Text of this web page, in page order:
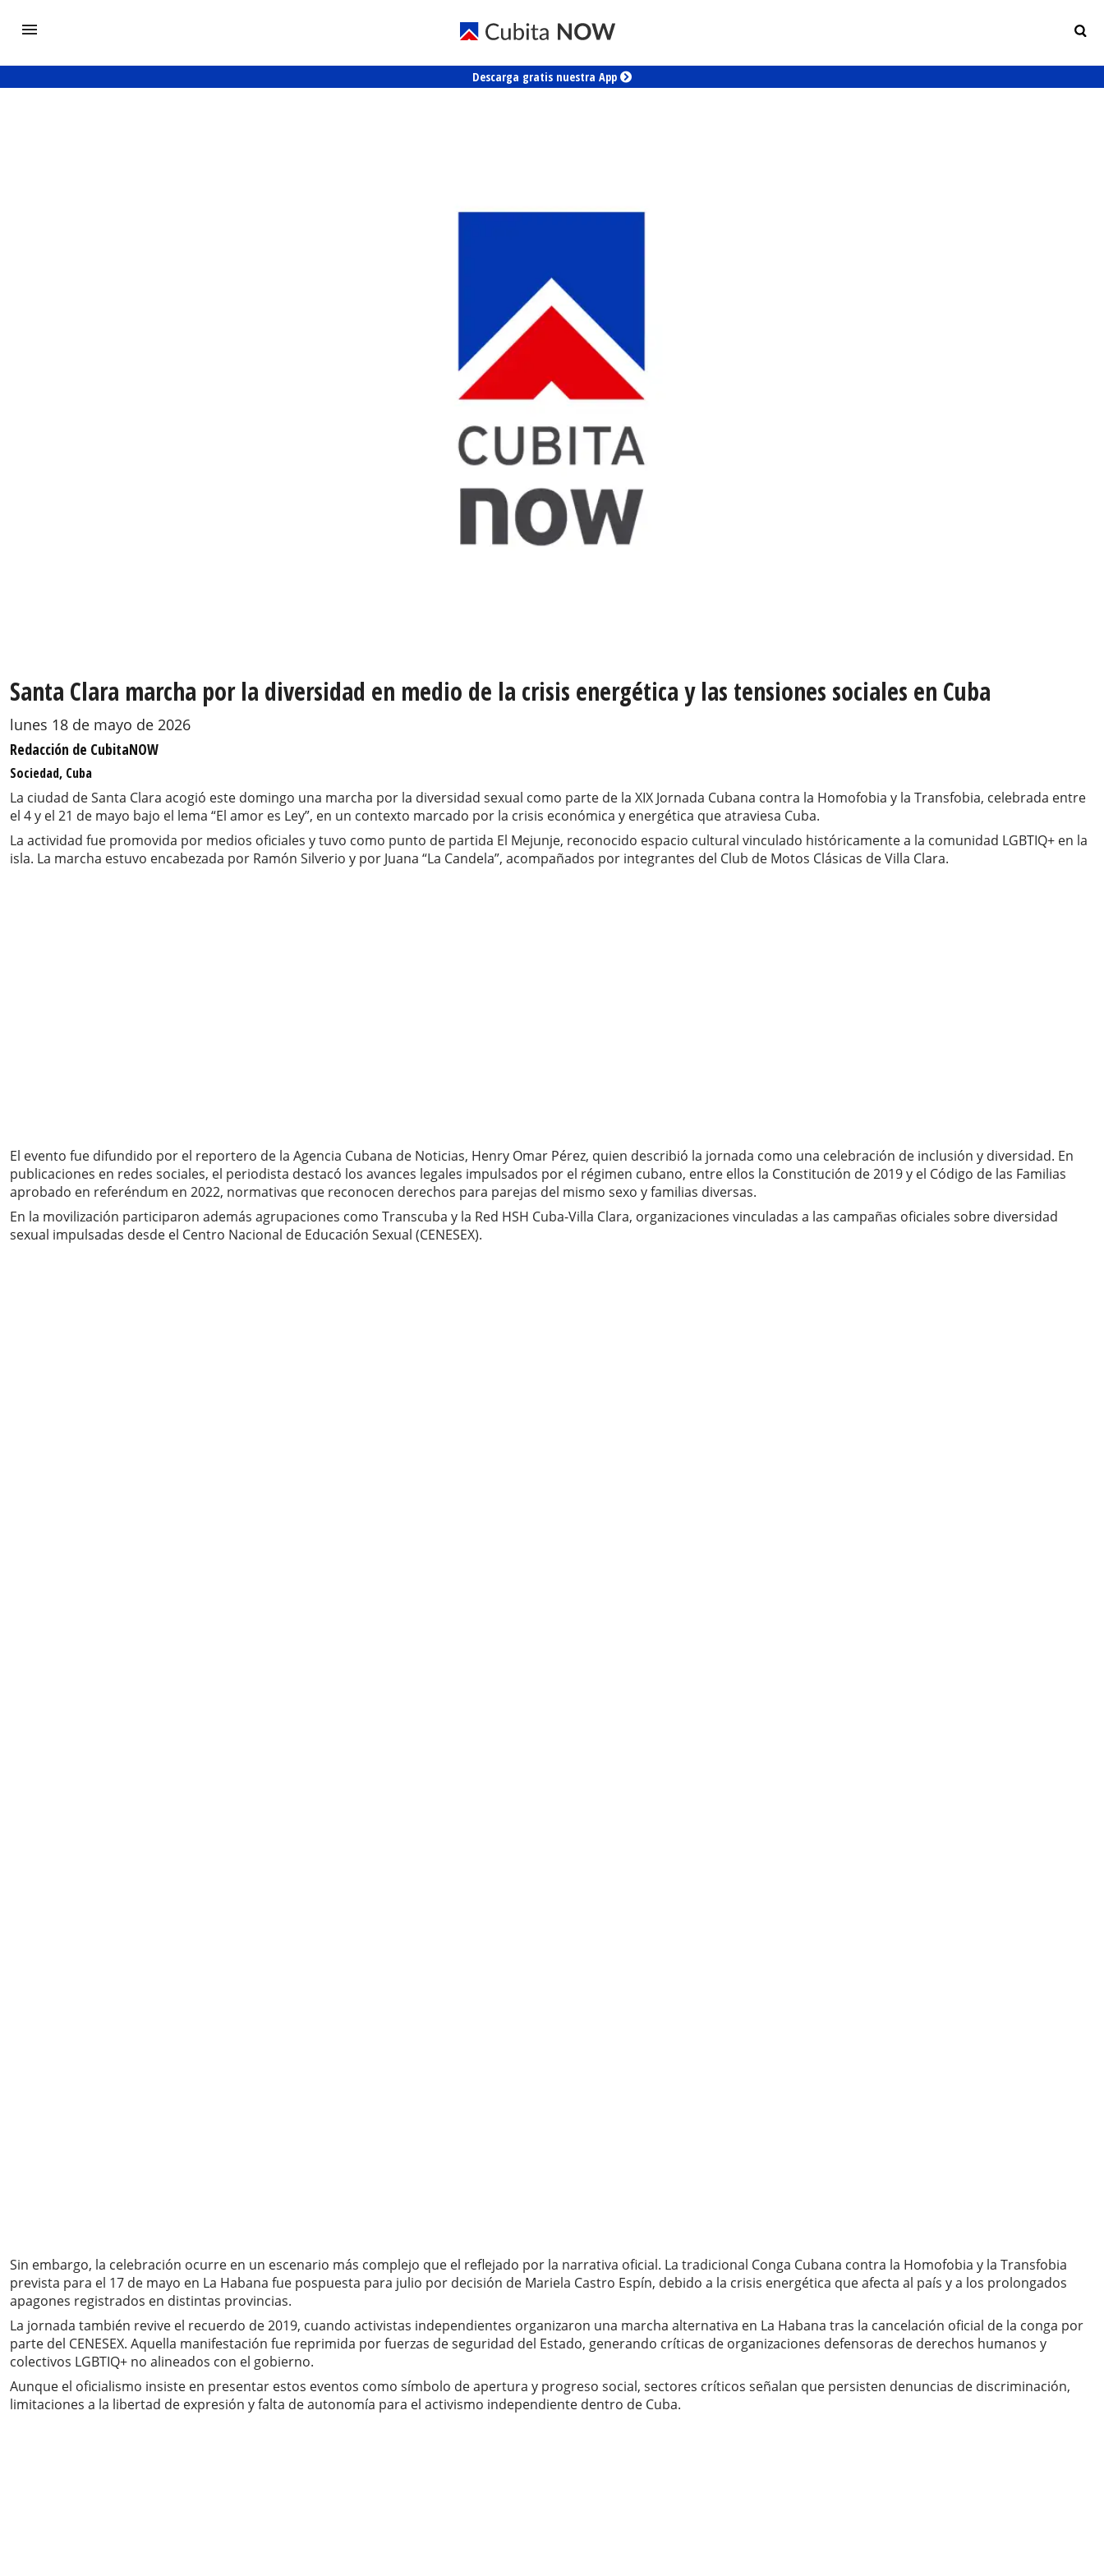
Descarga gratis nuestra App
Santa Clara marcha por la diversidad en medio de la crisis energética y las tensiones sociales en Cuba
lunes 18 de mayo de 2026
Redacción de CubitaNOW
Sociedad, Cuba
La ciudad de Santa Clara acogió este domingo una marcha por la diversidad sexual como parte de la XIX Jornada Cubana contra la Homofobia y la Transfobia, celebrada entre
el 4 y el 21 de mayo bajo el lema “El amor es Ley”, en un contexto marcado por la crisis económica y energética que atraviesa Cuba.
La actividad fue promovida por medios oficiales y tuvo como punto de partida El Mejunje, reconocido espacio cultural vinculado históricamente a la comunidad LGBTIQ+ en la
isla. La marcha estuvo encabezada por Ramón Silverio y por Juana “La Candela”, acompañados por integrantes del Club de Motos Clásicas de Villa Clara.
El evento fue difundido por el reportero de la Agencia Cubana de Noticias, Henry Omar Pérez, quien describió la jornada como una celebración de inclusión y diversidad. En
publicaciones en redes sociales, el periodista destacó los avances legales impulsados por el régimen cubano, entre ellos la Constitución de 2019 y el Código de las Familias
aprobado en referéndum en 2022, normativas que reconocen derechos para parejas del mismo sexo y familias diversas.
En la movilización participaron además agrupaciones como Transcuba y la Red HSH Cuba-Villa Clara, organizaciones vinculadas a las campañas oficiales sobre diversidad
sexual impulsadas desde el Centro Nacional de Educación Sexual (CENESEX).
Sin embargo, la celebración ocurre en un escenario más complejo que el reflejado por la narrativa oficial. La tradicional Conga Cubana contra la Homofobia y la Transfobia
prevista para el 17 de mayo en La Habana fue pospuesta para julio por decisión de Mariela Castro Espín, debido a la crisis energética que afecta al país y a los prolongados
apagones registrados en distintas provincias.
La jornada también revive el recuerdo de 2019, cuando activistas independientes organizaron una marcha alternativa en La Habana tras la cancelación oficial de la conga por
parte del CENESEX. Aquella manifestación fue reprimida por fuerzas de seguridad del Estado, generando críticas de organizaciones defensoras de derechos humanos y
colectivos LGBTIQ+ no alineados con el gobierno.
Aunque el oficialismo insiste en presentar estos eventos como símbolo de apertura y progreso social, sectores críticos señalan que persisten denuncias de discriminación,
limitaciones a la libertad de expresión y falta de autonomía para el activismo independiente dentro de Cuba.